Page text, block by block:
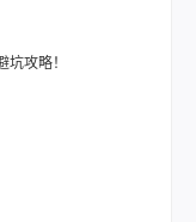
攻略！